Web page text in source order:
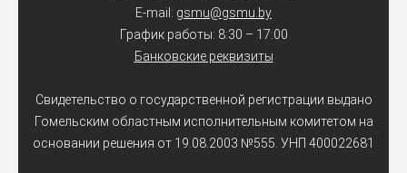
E-mail: gsmu@gsmu.by
График работы: 8:30 – 17:00
Банковские реквизиты
Свидетельство о государственной регистрации выдано
Гомельским областным исполнительным комитетом на
основании решения от 19.08.2003 №555. УНП 400022681